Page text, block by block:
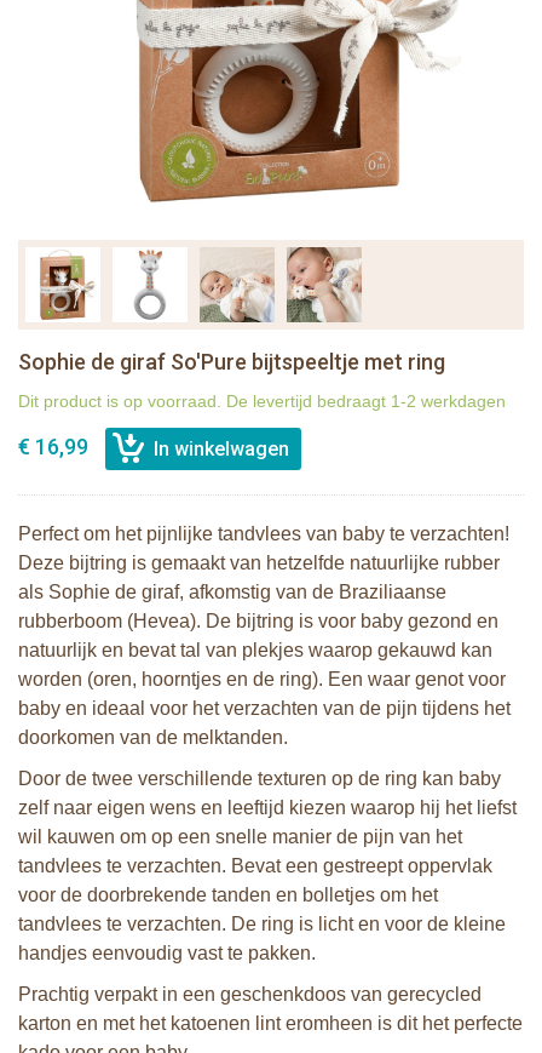
Sophie de giraf So'Pure bijtspeeltje met ring
Dit product is op voorraad. De levertijd bedraagt 1-2 werkdagen
€ 16,99
Perfect om het pijnlijke tandvlees van baby te verzachten!
Deze bijtring is gemaakt van hetzelfde natuurlijke rubber
als Sophie de giraf, afkomstig van de Braziliaanse
rubberboom (Hevea). De bijtring is voor baby gezond en
natuurlijk en bevat tal van plekjes waarop gekauwd kan
worden (oren, hoorntjes en de ring). Een waar genot voor
baby en ideaal voor het verzachten van de pijn tijdens het
doorkomen van de melktanden.
Door de twee verschillende texturen op de ring kan baby
zelf naar eigen wens en leeftijd kiezen waarop hij het liefst
wil kauwen om op een snelle manier de pijn van het
tandvlees te verzachten. Bevat een gestreept oppervlak
voor de doorbrekende tanden en bolletjes om het
tandvlees te verzachten. De ring is licht en voor de kleine
handjes eenvoudig vast te pakken.
Prachtig verpakt in een geschenkdoos van gerecycled
karton en met het katoenen lint eromheen is dit het perfecte